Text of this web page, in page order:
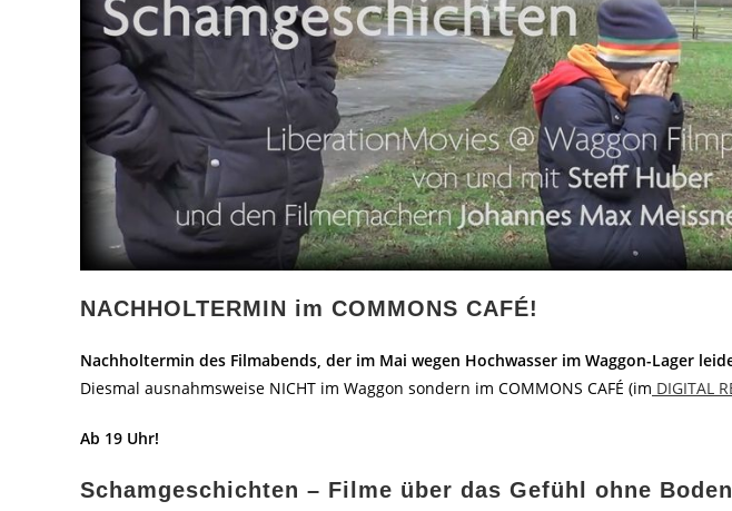
NACHHOLTERMIN im COMMONS CAFÉ!
Nachholtermin des Filmabends, der im Mai wegen Hochwasser im Waggon-Lager
Diesmal ausnahmsweise NICHT im Waggon sondern im COMMONS CAFÉ (im DIGITAL
Ab 19 Uhr!
Schamgeschichten – Filme über das Gefühl ohne Boden